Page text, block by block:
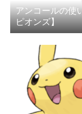
アンコールの使
ピオンズ】